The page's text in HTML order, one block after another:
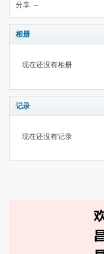
分享: --
相册
现在还没有相册
记录
现在还没有记录